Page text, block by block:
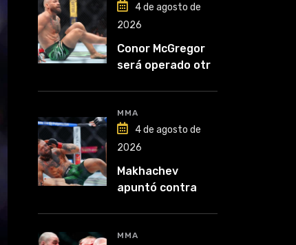
4 de agosto de
2026
Conor McGregor
será operado otra
cinco”
MMA
4 de agosto de
2026
Makhachev
apuntó contra
lo perdió todo”
MMA